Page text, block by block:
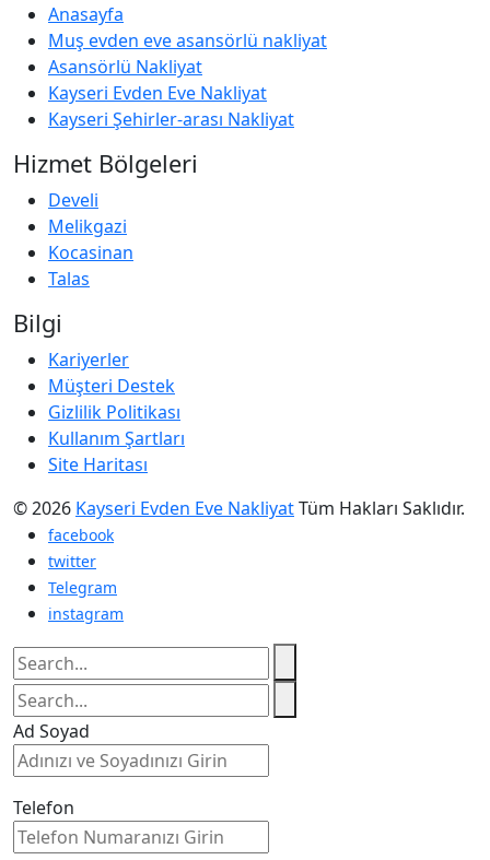
Anasayfa
Muş evden eve asansörlü nakliyat
Asansörlü Nakliyat
Kayseri Evden Eve Nakliyat
Kayseri Şehirler-arası Nakliyat
Hizmet Bölgeleri
Develi
Melikgazi
Kocasinan
Talas
Bilgi
Kariyerler
Müşteri Destek
Gizlilik Politikası
Kullanım Şartları
Site Haritası
© 2026 Kayseri Evden Eve NakliyatTüm Hakları Saklıdır.
facebook
twitter
Telegram
instagram
Ad Soyad
Telefon